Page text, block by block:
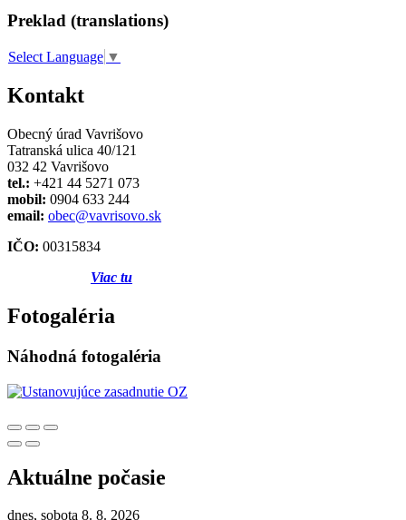
Preklad (translations)
Select Language ▼
Kontakt
Obecný úrad Vavrišovo
Tatranská ulica 40/121
032 42 Vavrišovo
tel.: +421 44 5271 073
mobil: 0904 633 244
email: obec@vavrisovo.sk
IČO: 00315834
Viac tu
Fotogaléria
Náhodná fotogaléria
Aktuálne počasie
dnes, sobota 8. 8. 2026